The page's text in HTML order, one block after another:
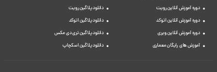
دوره آموزش آنلاین رویت
دوره آموزش آنلاین اتوکد
دوره آموزش آنلاین ویری
آموزش های رایگان معماری
دانلود پلاگین رویت
دانلود پلاگین اتوکد
دانلود پلاگین تری دی مکس
دانلود پلاگین اسکچاپ